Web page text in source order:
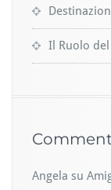
Il Ruolo
Angela su